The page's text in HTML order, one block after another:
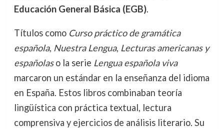
Educación General Básica (EGB).
Títulos como Curso práctico de gramática
española, Nuestra Lengua, Lecturas americanas y
españolaso la serie Lengua española viva
marcaron un estándar en la enseñanza del idioma
en España. Estos libros combinaban teoría
lingüística con práctica textual, lectura
comprensiva y ejercicios de análisis literario. Su